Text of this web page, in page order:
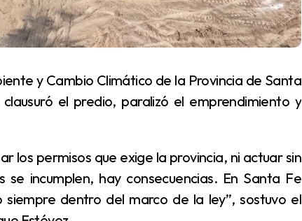
el predio, paralizó el emprendimiento y
incumplen, hay consecuencias. En Santa Fe
dentro del marco de la ley”, sostuvo el